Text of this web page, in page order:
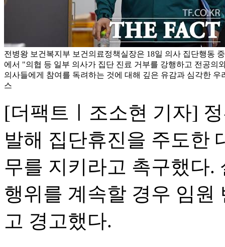
전병왕 보건복지부 보건의료정책실장은 18일 의사 집단행동
에서 "의협 등 일부 의사가 집단 진료 거부를 강행하고 전공의
의사들에게 참여를 독려하는 것에 대해 깊은 유감과 심각한
스
[더팩트ㅣ조소현 기자]
발해 집단휴진을 주도한
무를 지키라고 촉구했다.
행위를 계속할 경우 임원
고 경고했다.